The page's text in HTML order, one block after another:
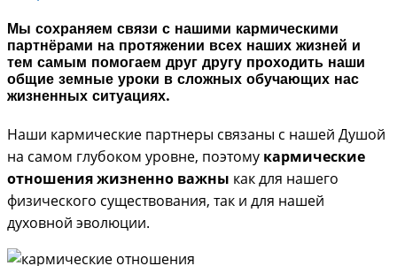
Мы сохраняем связи с нашими кармическими
партнёрами на протяжении всех наших жизней и
тем самым помогаем друг другу проходить наши
общие земные уроки в сложных обучающих нас
жизненных ситуациях.
Наши кармические партнеры связаны с нашей Душой
на самом глубоком уровне, поэтому кармические
отношения жизненно важны как для нашего
физического существования, так и для нашей
духовной эволюции.